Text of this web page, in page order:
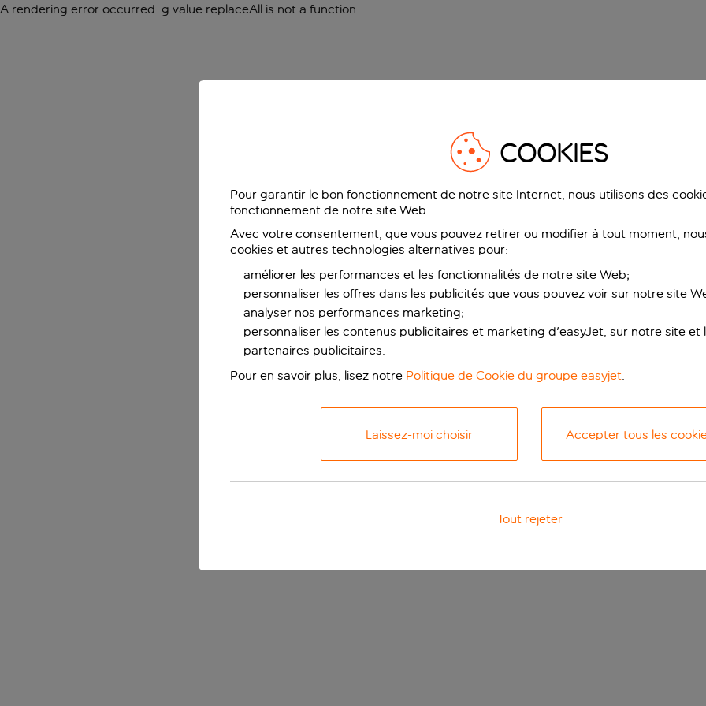
A rendering error occurred: g.value.replaceAll is not a function.
COOKIES
Pour garantir le bon fonctionnement de notre site Internet, nous utilisons des
fonctionnement de notre site Web.
Avec votre consentement, que vous pouvez retirer ou modifier à tout moment,
cookies et autres technologies alternatives pour:
améliorer les performances et les fonctionnalités de notre site Web;
personnaliser les offres dans les publicités que vous pouvez voir sur notre site
analyser nos performances marketing;
personnaliser les contenus publicitaires et marketing d'easyJet, sur notre site et
partenaires publicitaires.
Pour en savoir plus, lisez notre Politique de Cookie du groupe easyjet.
Laissez-moi choisir Accepter tous les
Tout rejeter